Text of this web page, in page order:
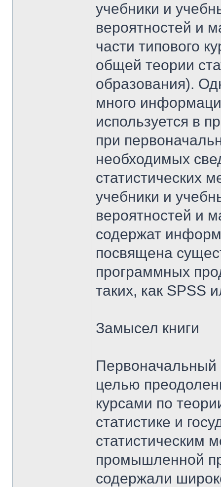
учебники и
вероятностей и
части типового
общей теории
образования).
много
используется в
при
необходимых
статистических
учебники и
вероятностей и
содержат
посвящена
программных
таких, как SPSS
Замысел книги
Первоначальный
целью
курсами по
статистике и
статистическим
промышленной
содержали